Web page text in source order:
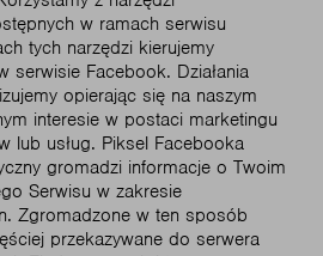
w ramach serwisu
tych narzędzi kierujemy
serwisie Facebook. Działania
opierając się na naszym
interesie w postaci marketingu
lub usług. Piksel Facebooka
gromadzi informacje o Twoim
Serwisu w zakresie
Zgromadzone w ten sposób
przekazywane do serwera